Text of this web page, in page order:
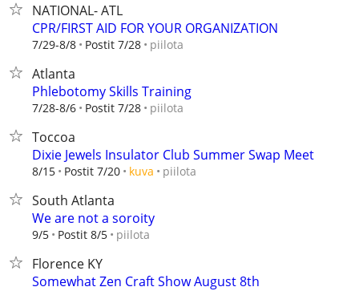
NATIONAL- ATL
CPR/FIRST AID FOR YOUR ORGANIZATION
7/29-8/8 Postit 7/28 piilota
Atlanta
Phlebotomy Skills Training
7/28-8/6 Postit 7/28 piilota
Toccoa
Dixie Jewels Insulator Club Summer Swap Meet
8/15 Postit 7/20 kuva piilota
South Atlanta
We are not a soroity
9/5 Postit 8/5 piilota
Florence KY
Somewhat Zen Craft Show August 8th